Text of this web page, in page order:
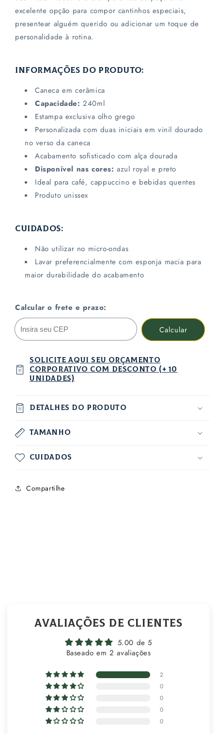
excelente opção para compor cantinhos especiais,
presentear alguém querido ou adicionar um toque de
personalidade à rotina.
INFORMAÇÕES DO PRODUTO:
Caneca em cerâmica
Capacidade: 240ml
Estampa exclusiva olho grego
Personalizada com duas iniciais em vinil dourado
no verso da caneca
Acabamento sofisticado com alça dourada
Disponível nas cores: azul royal e preto
Ideal para café, cappuccino e bebidas quentes
Produto unissex
CUIDADOS:
Não utilizar no micro-ondas
Lavar preferencialmente com esponja macia para
maior durabilidade do acabamento
Calcular o frete e prazo:
Calcular
solicite aqui seu orçamento
corporativo com desconto (+ 10
unidades)
Detalhes do produto
Tamanho
Cuidados
Compartilhe
Avaliações de Clientes
5.00 de 5
Baseado em 2 avaliações
2
0
0
0
0